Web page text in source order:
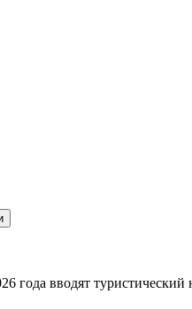
года вводят туристический